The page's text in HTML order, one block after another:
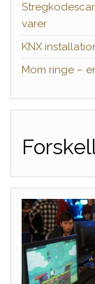
varer
KNX
Mom ringe –